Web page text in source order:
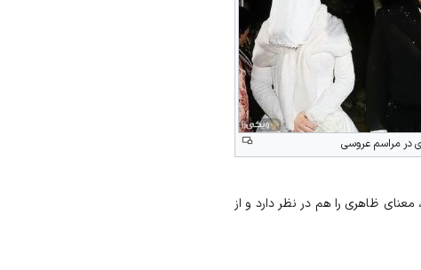
در مراسم عروسی
ظاهری را هم در نظر دارد و از